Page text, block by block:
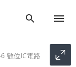
數位IC電路